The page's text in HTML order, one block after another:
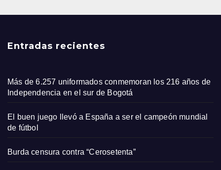
Entradas recientes
Más de 6.257 uniformados conmemoran los 216 años de
Independencia en el sur de Bogotá
El buen juego llevó a España a ser el campeón mundial
de fútbol
Burda censura contra “Cerosetenta”